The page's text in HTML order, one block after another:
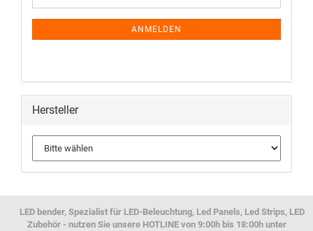
ANMELDEN
Hersteller
LED bender, Spezialist für LED-Beleuchtung, Led Panels, Led Strips, LED
Zubehör - nutzen Sie unsere HOTLINE von 9:00h bis 18:00h unter